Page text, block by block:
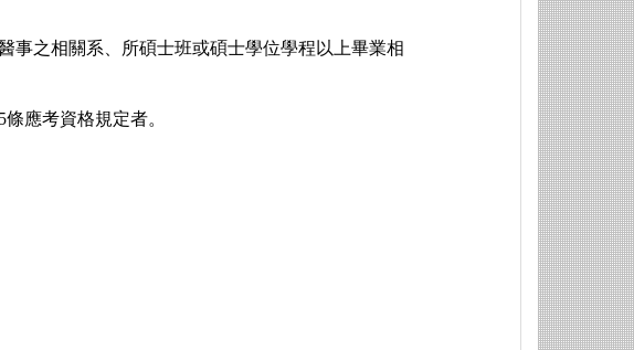
事之相關系、所碩士班或碩士學位學程以上畢業相
應考資格規定者。